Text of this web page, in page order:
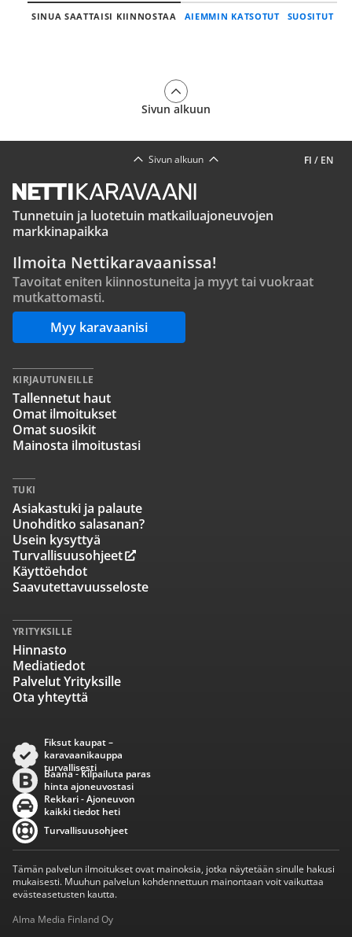
SINUA SAATTAISI KIINNOSTAA AIEMMIN KATSOTUT SUOSITUT
Sivun alkuun
FI / EN
Sivun alkuun
Tunnetuin ja luotetuin matkailuajoneuvojen
markkinapaikka
Ilmoita Nettikaravaanissa!
Tavoitat eniten kiinnostuneita ja myyt tai vuokraat
mutkattomasti.
Myy karavaanisi
KIRJAUTUNEILLE
Tallennetut haut
Omat ilmoitukset
Omat suosikit
Mainosta ilmoitustasi
TUKI
Asiakastuki ja palaute
Unohditko salasanan?
Usein kysyttyä
Turvallisuusohjeet
Käyttöehdot
Saavutettavuusseloste
YRITYKSILLE
Hinnasto
Mediatiedot
Palvelut Yrityksille
Ota yhteyttä
Fiksut kaupat –
karavaanikauppa
turvallisesti
Baana - Kilpailuta paras
hinta ajoneuvostasi
Rekkari - Ajoneuvon
kaikki tiedot heti
Turvallisuusohjeet
Tämän palvelun ilmoitukset ovat mainoksia, jotka näytetään sinulle hakusi
mukaisesti. Muuhun palvelun kohdennettuun mainontaan voit vaikuttaa
evästeasetusten kautta.
Alma Media Finland Oy